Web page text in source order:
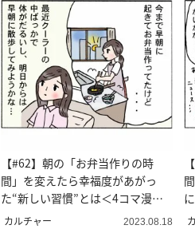
【#62】朝の「お弁当作りの時
間」を変えたら幸福度があがっ
た“新しい習慣”とは＜4コマ漫画
＞
カルチャー 2023.08.18